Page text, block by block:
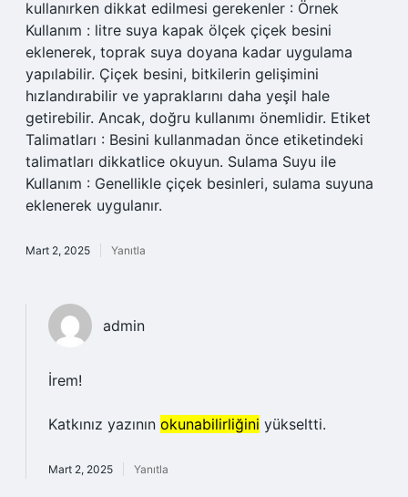
kullanırken dikkat edilmesi gerekenler : Örnek
Kullanım : litre suya kapak ölçek çiçek besini
eklenerek, toprak suya doyana kadar uygulama
yapılabilir. Çiçek besini, bitkilerin gelişimini
hızlandırabilir ve yapraklarını daha yeşil hale
getirebilir. Ancak, doğru kullanımı önemlidir. Etiket
Talimatları : Besini kullanmadan önce etiketindeki
talimatları dikkatlice okuyun. Sulama Suyu ile
Kullanım : Genellikle çiçek besinleri, sulama suyuna
eklenerek uygulanır.
Mart 2, 2025 Yanıtla
admin
İrem!
Katkınız yazının okunabilirliğini yükseltti.
Mart 2, 2025 Yanıtla